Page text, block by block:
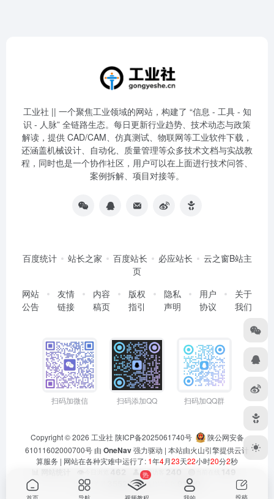
工业社 || 一个聚焦工业领域的网站，构建了 “信息 - 工具 - 知
识 - 人脉” 全链路生态。每日更新行业趋势、技术动态与政策
解读，提供 CAD/CAM、仿真测试、物联网等工业软件下载，
还涵盖机械设计、自动化、质量管理等众多技术文档与实战教
程，同时也是一个协作社区，用户可以在上面进行技术问答、
案例拆解、项目对接等。
百度统计 站长之家 百度站长 必应站长
云之窗B站主
页
网站
公告
友情
链接
内容
稿页
版权
指引
隐私
声明
用户
协议
关于
我们
扫码加微信 扫码添加QQ 扫码加QQ群
Copyright © 2026 工业社 陕ICP备2025061740号
陕公网安备
61011602000700号 由 OneNav强力驱动 | 本站由火山引擎提供云计
算服务 | 网站在各种灾难中运行了: 1年4月23天22小时20分2秒
今日访客
📊总浏览量 355292 👥 91129
热
投稿